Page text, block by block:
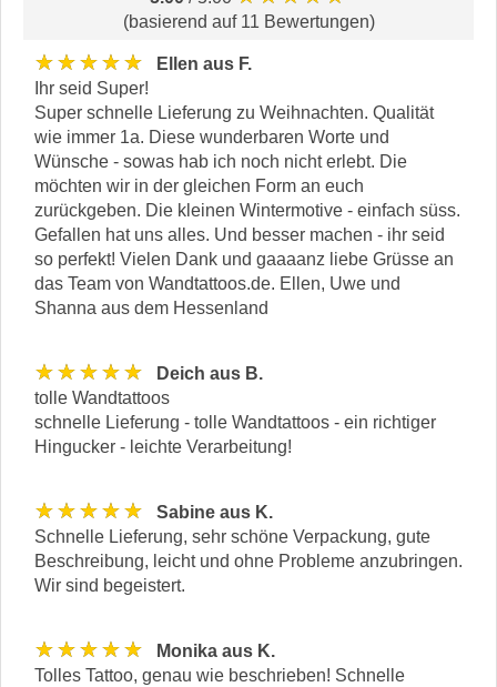
(basierend auf 11 Bewertungen)
★★★★★
Ellen aus F.
Ihr seid Super!
Super schnelle Lieferung zu Weihnachten. Qualität
wie immer 1a. Diese wunderbaren Worte und
Wünsche - sowas hab ich noch nicht erlebt. Die
möchten wir in der gleichen Form an euch
zurückgeben. Die kleinen Wintermotive - einfach süss.
Gefallen hat uns alles. Und besser machen - ihr seid
so perfekt! Vielen Dank und gaaaanz liebe Grüsse an
das Team von Wandtattoos.de. Ellen, Uwe und
Shanna aus dem Hessenland
★★★★★
Deich aus B.
tolle Wandtattoos
schnelle Lieferung - tolle Wandtattoos - ein richtiger
Hingucker - leichte Verarbeitung!
★★★★★
Sabine aus K.
Schnelle Lieferung, sehr schöne Verpackung, gute
Beschreibung, leicht und ohne Probleme anzubringen.
Wir sind begeistert.
★★★★★
Monika aus K.
Tolles Tattoo, genau wie beschrieben! Schnelle